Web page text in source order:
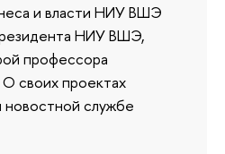
и власти НИУ ВШЭ
НИУ ВШЭ,
профессора
своих проектах
новостной службе